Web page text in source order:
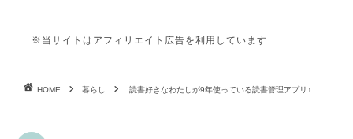
※当サイトはアフィリエイト広告を利用しています
HOME 暮らし 読書好きなわたしが9年使っている読書管理アプリ♪